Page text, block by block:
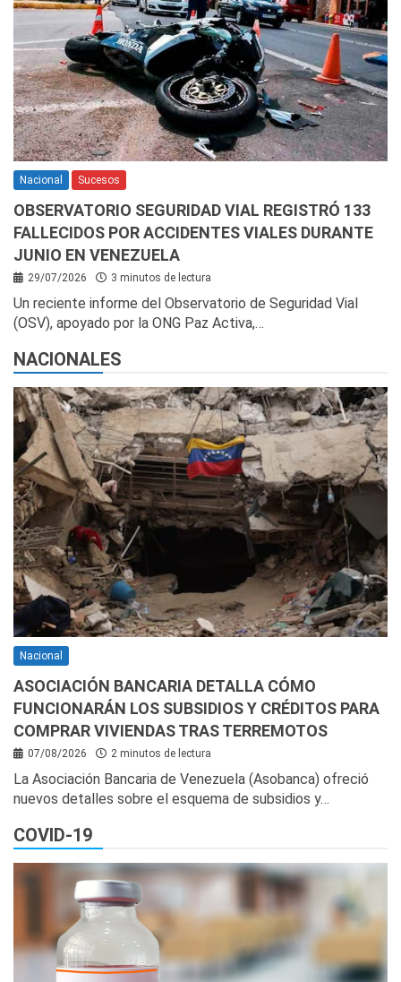
Nacional Sucesos
OBSERVATORIO SEGURIDAD VIAL REGISTRÓ 133
FALLECIDOS POR ACCIDENTES VIALES DURANTE
JUNIO EN VENEZUELA
29/07/2026 3 minutos de lectura
Un reciente informe del Observatorio de Seguridad Vial
(OSV), apoyado por la ONG Paz Activa,…
NACIONALES
Nacional
ASOCIACIÓN BANCARIA DETALLA CÓMO
FUNCIONARÁN LOS SUBSIDIOS Y CRÉDITOS PARA
COMPRAR VIVIENDAS TRAS TERREMOTOS
07/08/2026 2 minutos de lectura
La Asociación Bancaria de Venezuela (Asobanca) ofreció
nuevos detalles sobre el esquema de subsidios y…
COVID-19